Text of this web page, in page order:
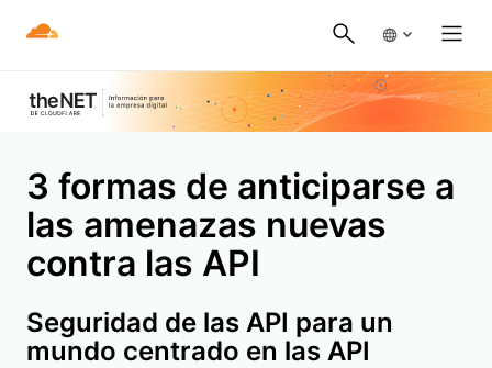
3 formas de anticiparse a
las amenazas nuevas
contra las API
Seguridad de las API para un
mundo centrado en las API